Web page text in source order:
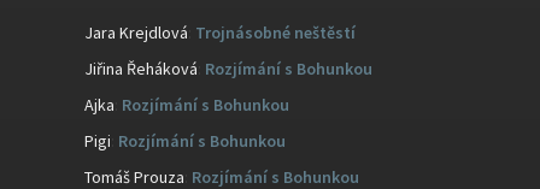
Jara Krejdlová Trojnásobné neštěstí
Jiřina Řeháková Rozjímání s Bohunkou
Ajka Rozjímání s Bohunkou
Pigi Rozjímání s Bohunkou
Tomáš Prouza Rozjímání s Bohunkou